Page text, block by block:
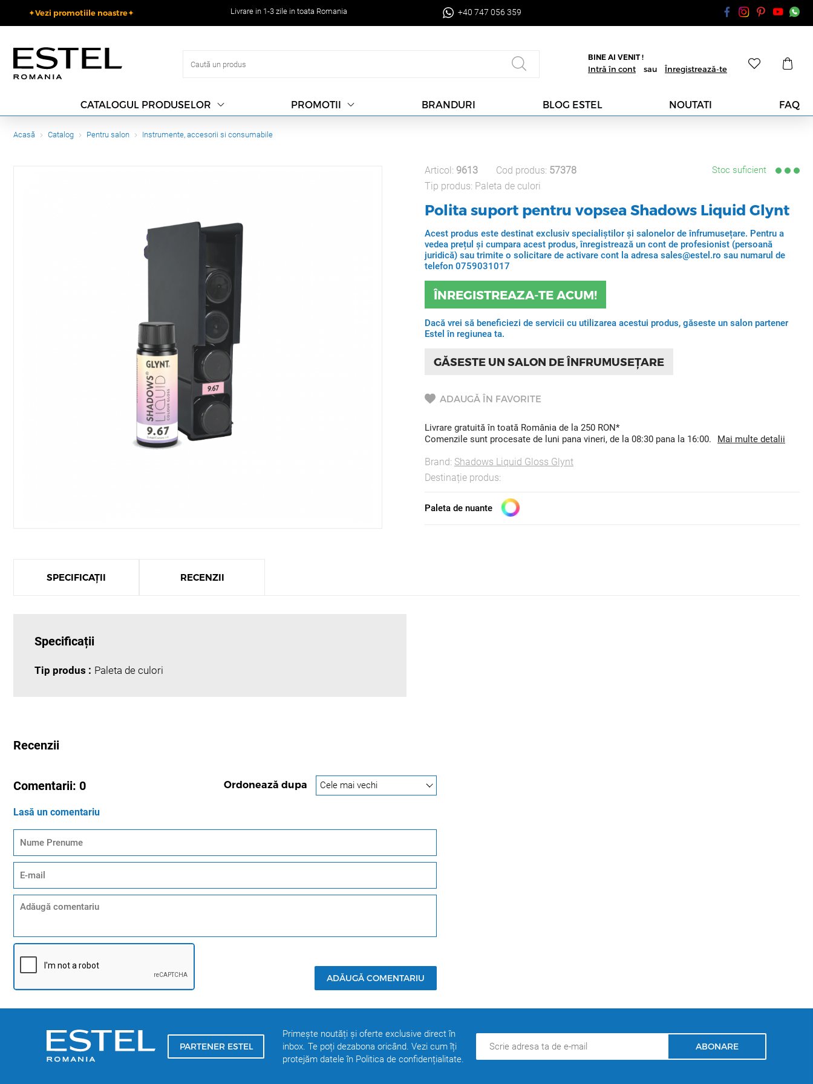
✦Vezi promotiile noastre✦ Livrare in 1-3 zile in toata Romania +40 747 056 359
BINE AI VENIT !
Intră în cont sau Înregistrează-te
CATALOGUL PRODUSELOR PROMOTII BRANDURI BLOG ESTEL NOUTATI FAQ
Acasă Catalog Pentru salon Instrumente, accesorii si consumabile
Stoc suficient
Articol: 9613 Cod produs: 57378
Tip produs: Paleta de culori
Polita suport pentru vopsea Shadows Liquid Glynt
Acest produs este destinat exclusiv specialiștilor și salonelor de înfrumusețare. Pentru a
vedea prețul și cumpara acest produs, înregistrează un cont de profesionist (persoană
juridică) sau trimite o solicitare de activare cont la adresa sales@estel.ro sau numarul de
telefon 0759031017
ÎNREGISTREAZA-TE ACUM!
Dacă vrei să beneficiezi de servicii cu utilizarea acestui produs, găseste un salon partener
Estel în regiunea ta.
GĂSESTE UN SALON DE ÎNFRUMUSEȚARE
ADAUGĂ ÎN FAVORITE
Livrare gratuită în toată România de la 250 RON*
Comenzile sunt procesate de luni pana vineri, de la 08:30 pana la 16:00.
Mai multe detalii
Brand: Shadows Liquid Gloss Glynt
Destinație produs:
Paleta de nuante
SPECIFICAȚII RECENZII
Specificații
Tip produs : Paleta de culori
Recenzii
Comentarii: 0 Ordonează dupa
Lasă un comentariu
ADĂUGĂ COMENTARIU
PARTENER ESTEL
Primește noutăți și oferte exclusive direct în
inbox. Te poți dezabona oricând. Vezi cum îți
protejăm datele în Politica de confidențialitate.
ABONARE